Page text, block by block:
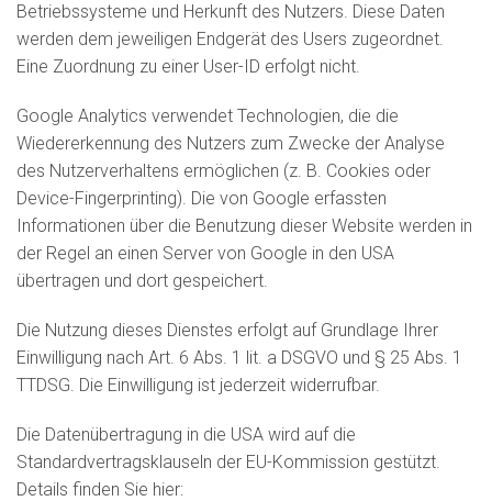
Betriebssysteme und Herkunft des Nutzers. Diese Daten
werden dem jeweiligen Endgerät des Users zugeordnet.
Eine Zuordnung zu einer User-ID erfolgt nicht.
Google Analytics verwendet Technologien, die die
Wiedererkennung des Nutzers zum Zwecke der Analyse
des Nutzerverhaltens ermöglichen (z. B. Cookies oder
Device-Fingerprinting). Die von Google erfassten
Informationen über die Benutzung dieser Website werden in
der Regel an einen Server von Google in den USA
übertragen und dort gespeichert.
Die Nutzung dieses Dienstes erfolgt auf Grundlage Ihrer
Einwilligung nach Art. 6 Abs. 1 lit. a DSGVO und § 25 Abs. 1
TTDSG. Die Einwilligung ist jederzeit widerrufbar.
Die Datenübertragung in die USA wird auf die
Standardvertragsklauseln der EU-Kommission gestützt.
Details finden Sie hier: